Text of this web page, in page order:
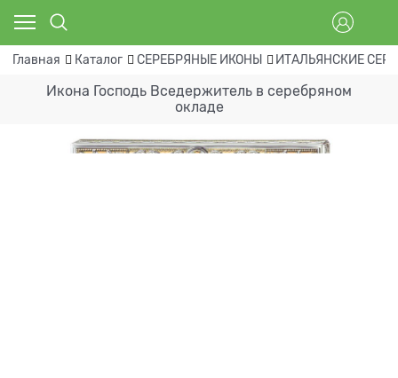
Главная Каталог СЕРЕБРЯНЫЕ ИКОНЫ ИТАЛЬЯНСКИЕ
Икона Господь Вседержитель в серебряном
окладе